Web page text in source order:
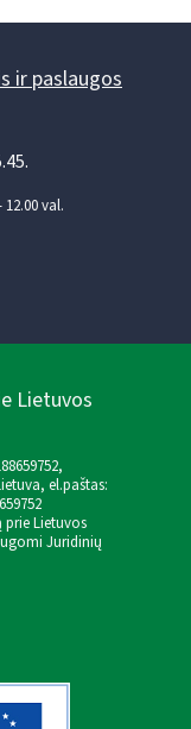
ir paslaugos
val.
Lietuvos
el.paštas:
prie Lietuvos
Juridinių